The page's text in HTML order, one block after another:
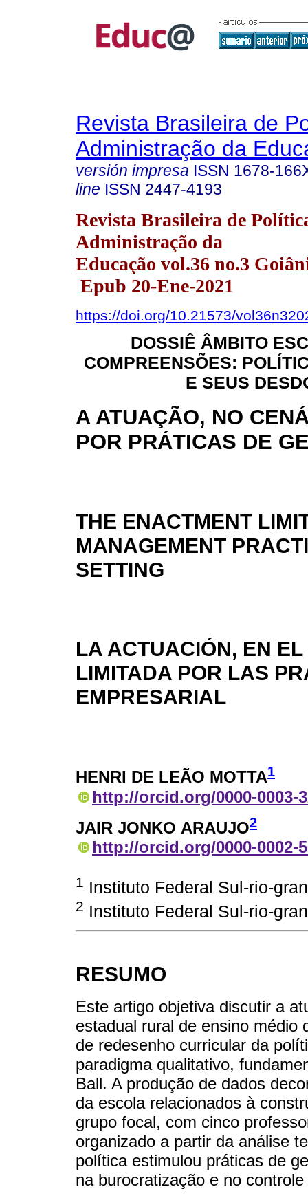
Revista Brasileira de
Administração da
versión impresa ISSN 1678-
line ISSN 2447-4193
Revista Brasileira de
Administração da
Educação vol.36 no.3
Epub 20-Ene-2021
https://doi.org/10.21573/
DOSSIÊ ÂMBITO
COMPREENSÕES:
E SEUS
A ATUAÇÃO, NO
POR PRÁTICAS DE
THE ENACTMENT
MANAGEMENT
SETTING
LA ACTUACIÓN, EN
LIMITADA POR LAS
EMPRESARIAL
HENRI DE LEÃO MOTTA1
http://orcid.org/0000-0003-
JAIR JONKO ARAUJO2
http://orcid.org/0000-0002-
1 Instituto Federal Sul-rio-
2 Instituto Federal Sul-rio-
RESUMO
Este artigo objetiva discutir a
estadual rural de ensino médio
de redesenho curricular da
paradigma qualitativo,
Ball. A produção de dados
da escola relacionados à
grupo focal, com cinco
organizado a partir da análise
política estimulou práticas de
na burocratização e no